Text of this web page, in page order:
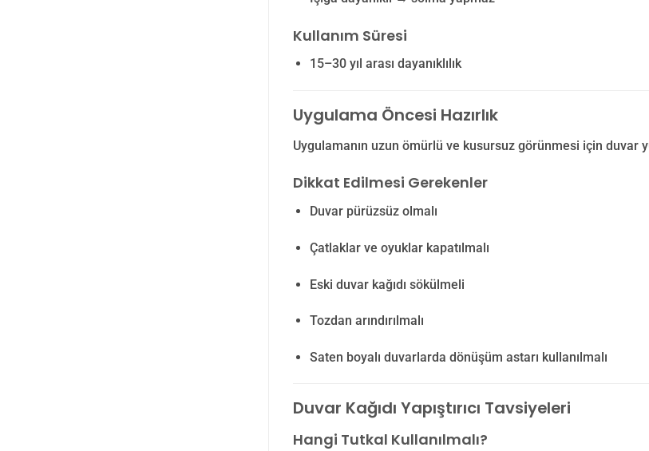
Kullanım Süresi
15–30 yıl arası dayanıklılık
Uygulama Öncesi Hazırlık
Uygulamanın uzun ömürlü ve kusursuz görünmesi için duvar
Dikkat Edilmesi Gerekenler
Duvar pürüzsüz olmalı
Çatlaklar ve oyuklar kapatılmalı
Eski duvar kağıdı sökülmeli
Tozdan arındırılmalı
Saten boyalı duvarlarda dönüşüm astarı kullanılmalı
Duvar Kağıdı Yapıştırıcı Tavsiyeleri
Hangi Tutkal Kullanılmalı?